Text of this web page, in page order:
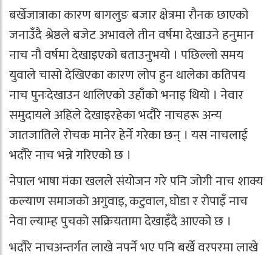
बर्खेजात्राका कारण बागलुङ बजार क्षेत्रमा रौनक छाएको
जनाउँदै श्रेष्ठले बजेट अभावले तीन वर्षमा देखाउने हनुमान
नाच नौ वर्षमा देखाइएको बताउनुभयो । पछिल्लो समय
युवाले चासो देखिएका कारण लोप हुन थालेका कतिपय
नाच पुनःदेखाउन थालिएको उहाँको भनाइ थियो । नेवार
समुदायले अहिले देखाइरहेका भदौरे नाचहरू अन्य
जातजातिले रोचक मानेर हेर्ने गरेका छन् । यस नाचलाई
भदौरे नाच भन्ने गरिएको छ ।
नेपाल भाषा मंका खलले संयोजन गरे पनि जोगी नाच शाक्य
कल्याण समाजको अगुवाइ, कटुवाल, घोडा र रोपाइँ नाच
नेवा ल्याम्ह पुचको सक्रियतामा देखाइँदै आएको छ ।
भदौरे नाचअन्तर्गत लाखे नपर्ने भए पनि बर्खे वरपरमा लाखे